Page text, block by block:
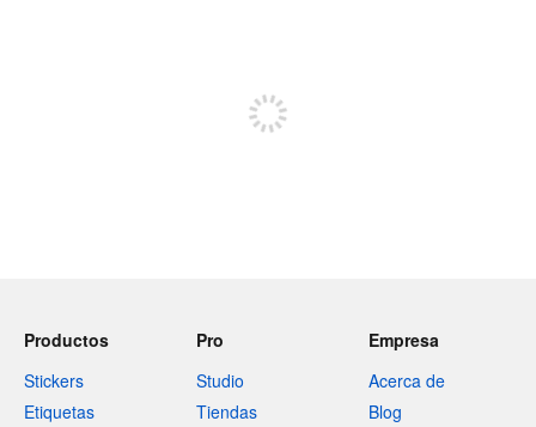
Productos
Stickers
Etiquetas
Pro
Studio
Tiendas
Empresa
Acerca de
Blog